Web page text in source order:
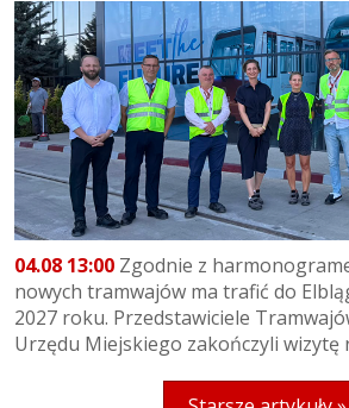
04.08 13:00 Zgodnie z
nowych tramwajów ma trafić do
2027 roku. Przedstawiciele
Urzędu Miejskiego zakończyli wizytę